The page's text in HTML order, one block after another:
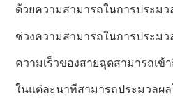
ด้วยความสามารถในการประม
ช่วงความสามารถในการประม
ความเร็วของสายฉุดสามารถเข้
ในแต่ละนาทีสามารถประมวลผ